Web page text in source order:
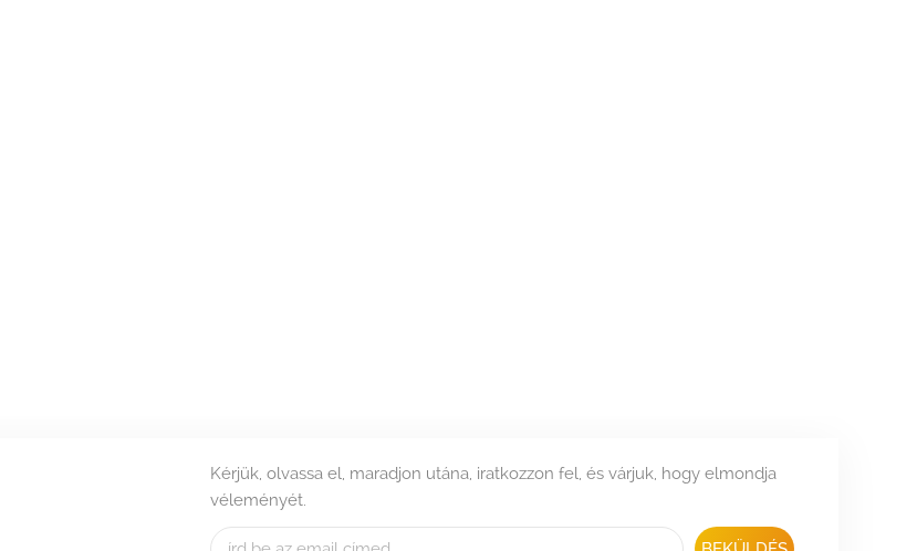
Kérjük, olvassa el, maradjon utána, iratkozzon fel, és várjuk, hogy elmondja
véleményét.